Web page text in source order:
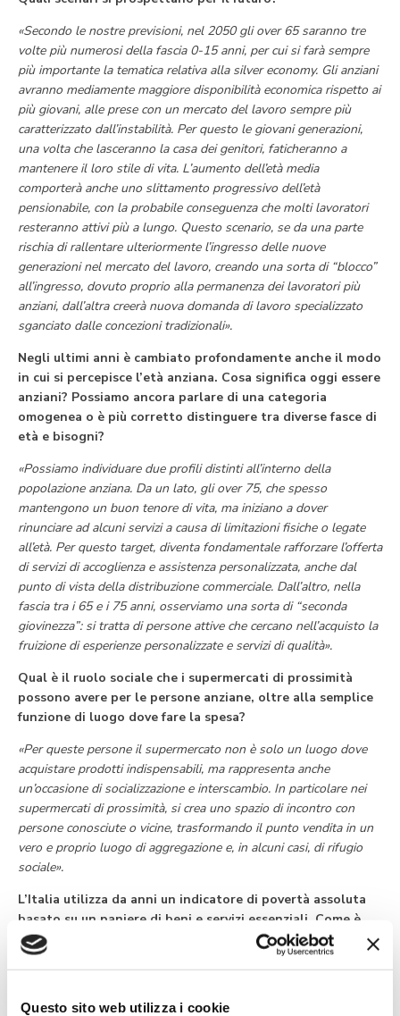
Questo sito web utilizza i cookie
«Secondo le nostre previsioni, nel 2050 gli over 65 saranno tre
volte più numerosi della fascia 0-15 anni, per cui si farà sempre
più importante la tematica relativa alla silver economy. Gli anziani
avranno mediamente maggiore disponibilità economica rispetto ai
più giovani, alle prese con un mercato del lavoro sempre più
caratterizzato dall’instabilità. Per questo le giovani generazioni,
una volta che lasceranno la casa dei genitori, faticheranno a
mantenere il loro stile di vita. L’aumento dell’età media
comporterà anche uno slittamento progressivo dell’età
pensionabile, con la probabile conseguenza che molti lavoratori
resteranno attivi più a lungo. Questo scenario, se da una parte
rischia di rallentare ulteriormente l’ingresso delle nuove
generazioni nel mercato del lavoro, creando una sorta di “blocco”
all’ingresso, dovuto proprio alla permanenza dei lavoratori più
anziani, dall’altra creerà nuova domanda di lavoro specializzato
sganciato dalle concezioni tradizionali».
Negli ultimi anni è cambiato profondamente anche il modo
in cui si percepisce l’età anziana. Cosa significa oggi essere
anziani? Possiamo ancora parlare di una categoria
omogenea o è più corretto distinguere tra diverse fasce di
età e bisogni?
«Possiamo individuare due profili distinti all’interno della
popolazione anziana. Da un lato, gli over 75, che spesso
mantengono un buon tenore di vita, ma iniziano a dover
rinunciare ad alcuni servizi a causa di limitazioni fisiche o legate
all’età. Per questo target, diventa fondamentale rafforzare l’offerta
di servizi di accoglienza e assistenza personalizzata, anche dal
punto di vista della distribuzione commerciale. Dall’altro, nella
fascia tra i 65 e i 75 anni, osserviamo una sorta di “seconda
giovinezza”: si tratta di persone attive che cercano nell’acquisto la
fruizione di esperienze personalizzate e servizi di qualità».
Qual è il ruolo sociale che i supermercati di prossimità
possono avere per le persone anziane, oltre alla semplice
funzione di luogo dove fare la spesa?
«Per queste persone il supermercato non è solo un luogo dove
acquistare prodotti indispensabili, ma rappresenta anche
un’occasione di socializzazione e interscambio. In particolare nei
supermercati di prossimità, si crea uno spazio di incontro con
persone conosciute o vicine, trasformando il punto vendita in un
vero e proprio luogo di aggregazione e, in alcuni casi, di rifugio
sociale».
L’Italia utilizza da anni un indicatore di povertà assoluta
basato su un paniere di beni e servizi essenziali. Come è
cambiata questa metodologia nel tempo?
«Il nostro è uno dei pochi paesi che utilizza un indicatore di
essenziali, con l’obiettivo di prevenire forme di esclusione sociale.